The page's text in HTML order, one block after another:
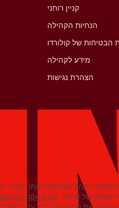
קניין רוחני
הנחיות הקהילה
הבטיחות של קולורדו
מידע לקהילה
הצהרת נגישות
כמות הקהל שנכנסת לאתר שלנו,
של טינדר.